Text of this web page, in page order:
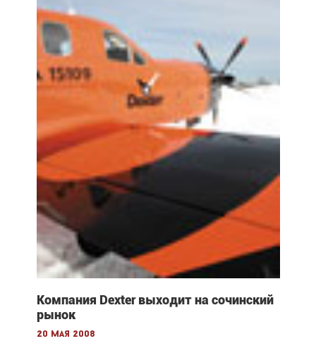
Компания Dexter выходит на сочинский
рынок
20 мая 2008